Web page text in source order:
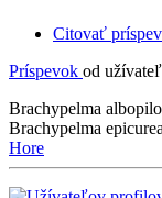
Citovať
Príspevok od
Brachypelma
Brachypelma
Hore